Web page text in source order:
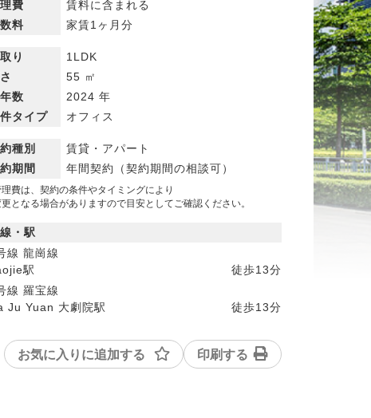
費
賃料に含まれる
料
家賃1ヶ月分
り
1LDK
55 ㎡
数
2024 年
タイプ
オフィス
種別
賃貸・アパート
期間
年間契約（契約期間の相談可）
費は、契約の条件やタイミングにより
となる場合がありますので目安としてご確認ください。
・駅
線 龍崗線
駅
徒歩13分
線 羅宝線
Ju Yuan 大劇院駅
徒歩13分
お気に入りに追加する 印刷する